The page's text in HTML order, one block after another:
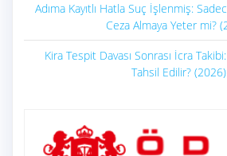
Adıma Kayıtlı Hatla Suç İşlenmiş:
Ceza Almaya Yeter mi?
Kira Tespit Davası Sonrası İcra
Tahsil Edilir? (2026)